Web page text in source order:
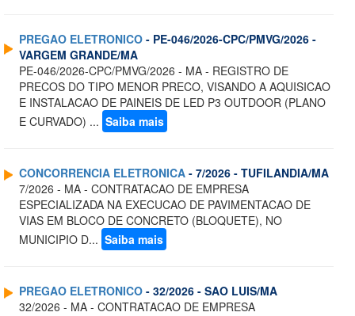
PREGAO ELETRONICO - PE-046/2026-CPC/PMVG/2026 -
VARGEM GRANDE/MA
PE-046/2026-CPC/PMVG/2026 - MA - REGISTRO DE
PRECOS DO TIPO MENOR PRECO, VISANDO A AQUISICAO
E INSTALACAO DE PAINEIS DE LED P3 OUTDOOR (PLANO
E CURVADO) ... Saiba mais
CONCORRENCIA ELETRONICA - 7/2026 - TUFILANDIA/MA
7/2026 - MA - CONTRATACAO DE EMPRESA
ESPECIALIZADA NA EXECUCAO DE PAVIMENTACAO DE
VIAS EM BLOCO DE CONCRETO (BLOQUETE), NO
MUNICIPIO D... Saiba mais
PREGAO ELETRONICO - 32/2026 - SAO LUIS/MA
32/2026 - MA - CONTRATACAO DE EMPRESA